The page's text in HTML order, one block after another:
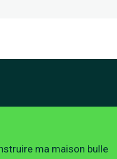
ma maison bulle